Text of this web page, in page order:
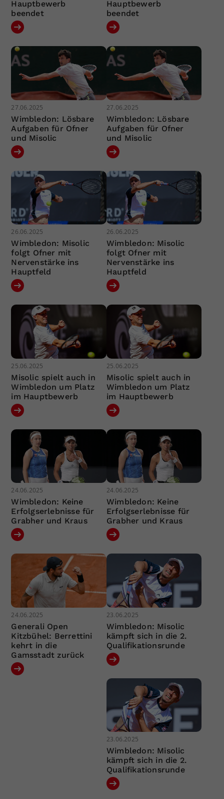
Hauptbewerb
beendet
Hauptbewerb
beendet
27.06.2025
Wimbledon: Lösbare
Aufgaben für Ofner
und Misolic
27.06.2025
Wimbledon: Lösbare
Aufgaben für Ofner
und Misolic
26.06.2025
Wimbledon: Misolic
folgt Ofner mit
Nervenstärke ins
Hauptfeld
26.06.2025
Wimbledon: Misolic
folgt Ofner mit
Nervenstärke ins
Hauptfeld
25.06.2025
Misolic spielt auch in
Wimbledon um Platz
im Hauptbewerb
25.06.2025
Misolic spielt auch in
Wimbledon um Platz
im Hauptbewerb
24.06.2025
Wimbledon: Keine
Erfolgserlebnisse für
Grabher und Kraus
24.06.2025
Wimbledon: Keine
Erfolgserlebnisse für
Grabher und Kraus
24.06.2025
Generali Open
Kitzbühel: Berrettini
kehrt in die
Gamsstadt zurück
23.06.2025
Wimbledon: Misolic
kämpft sich in die 2.
Qualifikationsrunde
23.06.2025
Wimbledon: Misolic
kämpft sich in die 2.
Qualifikationsrunde